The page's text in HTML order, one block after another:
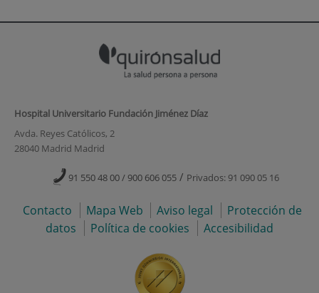
Hospital Universitario Fundación Jiménez Díaz
Avda. Reyes Católicos, 2
28040 Madrid Madrid
91 550 48 00 / 900 606 055 / Privados: 91 090 05 16
Contacto Mapa Web Aviso legal
Protección de
datos
Política de cookies Accesibilidad